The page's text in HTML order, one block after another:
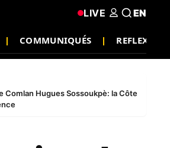
COMMUNIQUÉS REFLEXION
LIVE EN
Comlan Hugues Sossoukpè: la Côte